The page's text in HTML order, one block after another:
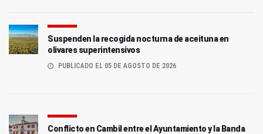
Suspenden la recogida nocturna de aceituna en
olivares superintensivos
PUBLICADO EL 05 DE AGOSTO DE 2026
Conflicto en Cambil entre el Ayuntamiento y la Banda